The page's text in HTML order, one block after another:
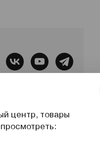
центр, товары